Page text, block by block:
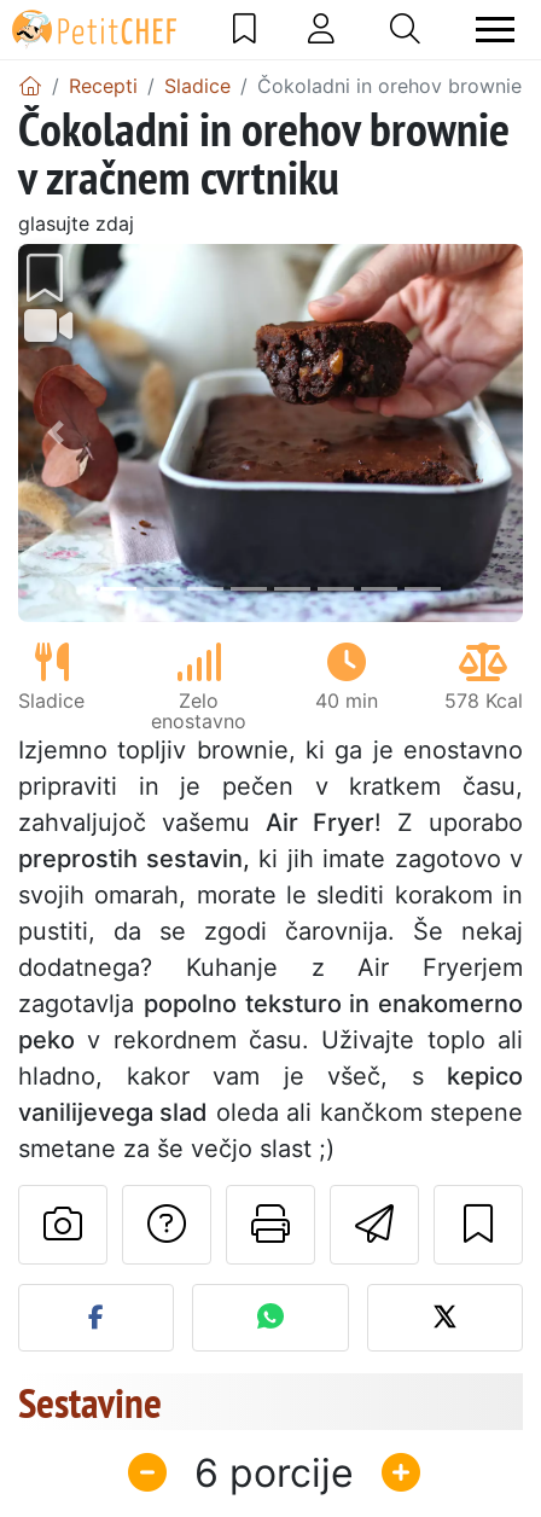
Recepti Sladice Čokoladni in orehov brownie
Čokoladni in orehov brownie
v zračnem cvrtniku
glasujte zdaj
Prejšnji
Sladice
Zelo
enostavno
40 min 578 Kcal
Izjemno topljiv brownie, ki ga je enostavno
pripraviti in je pečen v kratkem času,
zahvaljujoč vašemu Air Fryer! Z uporabo
preprostih sestavin, ki jih imate zagotovo v
svojih omarah, morate le slediti korakom in
pustiti, da se zgodi čarovnija. Še nekaj
dodatnega? Kuhanje z Air Fryerjem
zagotavlja popolno teksturo in enakomerno
peko v rekordnem času. Uživajte toplo ali
hladno, kakor vam je všeč, s kepico
vanilijevega slad oleda ali kančkom stepene
smetane za še večjo slast ;)
Pošlji
Natisni to
Postavite
Objavite svojo fotografijo
Sestavine
6